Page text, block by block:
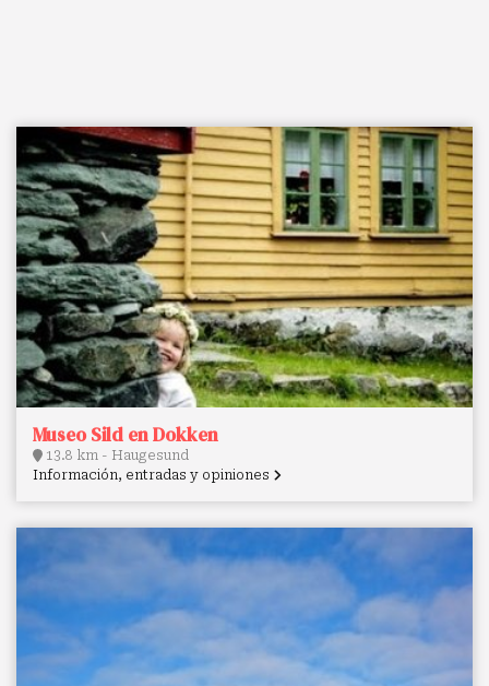
Museo Sild en Dokken
13.8 km - Haugesund
Información, entradas y opiniones